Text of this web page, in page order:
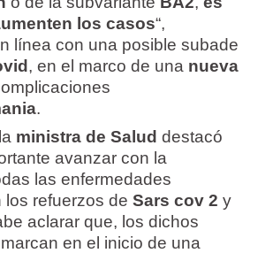
los casos“,
línea con una posible subade
, en el marco de una nueva
.
ministra de Salud destacó
avanzar con la
las enfermedades
los refuerzos de Sars cov 2 y
aclarar que, los dichos
en el inicio de una